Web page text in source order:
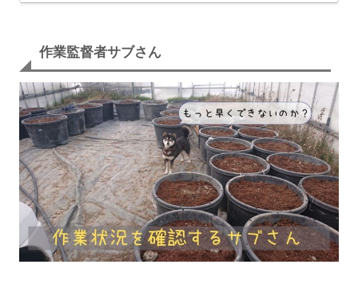
作業監督者サブさん